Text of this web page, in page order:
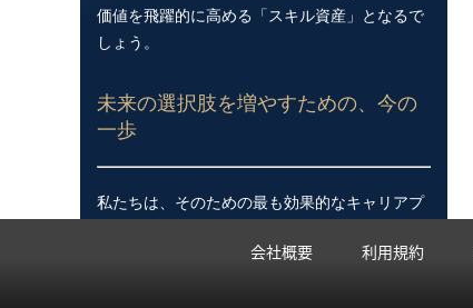
価値を飛躍的に高める「スキル資産」となるで
しょう。
未来の選択肢を増やすための、今の
一歩
私たちは、そのための最も効果的なキャリアプ
愛する仲間として、あなたと一緒に考え抜きま
会社概要 利用規約